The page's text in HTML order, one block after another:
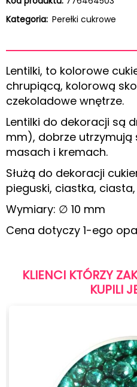
Kategoria: Perełki cukrowe
Lentilki, to kolorowe
chrupiącą, kolorową
czekoladowe wnętrze.
Lentilki do dekoracji są
mm), dobrze utrzymują
masach i kremach.
Służą do dekoracji
pieguski, ciastka,
Wymiary: ∅ 10 mm
Cena dotyczy 1-ego
KLIENCI KTÓRZY
KUPILI